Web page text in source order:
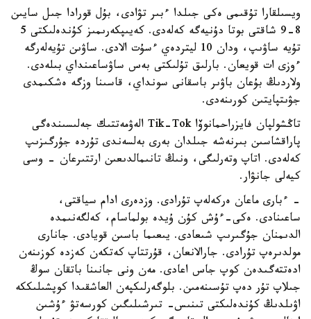
ويسىلقارا تۇقىمى ەكى جىلدا ءبىر تۋادى، بۇل قورادا جىل سايىن
8-9 شاقتى بوتا دۇنيەگە كەلەدى. كەيىپكەرىمىز كۇندەلىكتى 5
تۇيە ساۋىپ، ودان 10 ليتردەي ءسۇت الادى. ساۋىن تۇيەلەرگە
ءوزى ات قويعان. بارلىق تۇلىكتى بەس ساۋساعىنداي بىلەدى.
ولاردىڭ بۇعان باۋىر باسقانى سونداي، قاسىنا وزگە ەشكىمدى
جۋىتپايتىن كورىنەدى.
تاڭشولپان فايزراحمانوۆا Tik-Tok الەۋمەتتىك جەلىسىندەگى
پاراقشاسىن بىرنەشە جىلدان بەرى بەلسەندى تۇردە جۇرگىزىپ
كەلەدى. اتاپ وتەرلىگى، ونىڭ تانىمالدىعىن ارتتىرعان - وسى
كيەلى جانۋار.
- ءبارى ماعان ەركەلەپ تۇرادى. وزدەرى ادام سياقتى،
ساعىنادى. ەكى-ءۇش كۇن ۇيدە بولماسام، كەلگەنىمدە
الدىمنان جۇگىرىپ شىعادى. يىعىما باسىن قويادى. جانارى
مولدىرەپ تۇرادى. جارالانعان، قۇرتتاپ كەتكەن كەزدە كوزىنەن
ادەتتەگىدەن كوپ جاس اعادى. مەن ونى جانىنا باتقان سوڭ
جىلاپ تۇر دەپ تۇسىنەمىن. بلوگەرلىكپەن العاشقىدا كوپشىلىككە
اۋىلدىڭ كۇندەلىكتى تىنىس- تىرشىلىگىن كورسەتۋ ءۇشىن